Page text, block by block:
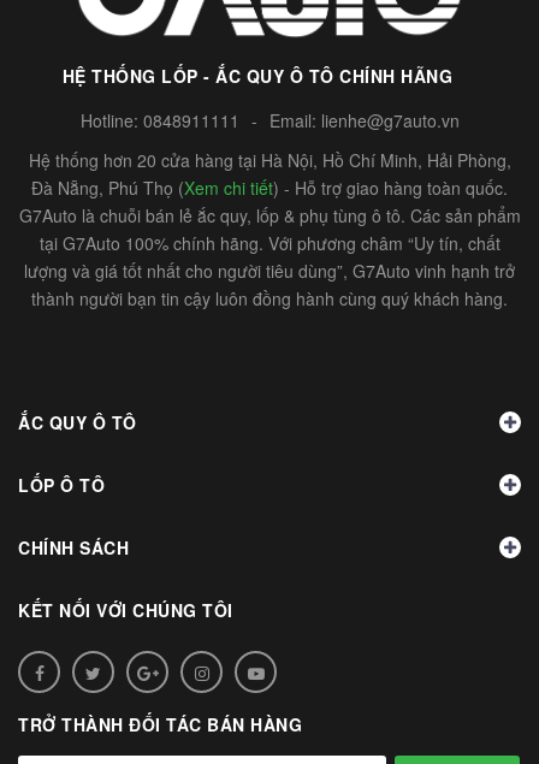
HỆ THỐNG LỐP - ẮC QUY Ô TÔ CHÍNH HÃNG
Hotline: 0848911111 - Email: lienhe@g7auto.vn
Hệ thống hơn 20 cửa hàng tại Hà Nội, Hồ Chí Minh, Hải Phòng,
Đà Nẵng, Phú Thọ (Xem chi tiết) - Hỗ trợ giao hàng toàn quốc.
G7Auto là chuỗi bán lẻ ắc quy, lốp & phụ tùng ô tô. Các sản phẩm
tại G7Auto 100% chính hãng. Với phương châm “Uy tín, chất
lượng và giá tốt nhất cho người tiêu dùng”, G7Auto vinh hạnh trở
thành người bạn tin cậy luôn đồng hành cùng quý khách hàng.
ẮC QUY Ô TÔ
LỐP Ô TÔ
CHÍNH SÁCH
KẾT NỐI VỚI CHÚNG TÔI
TRỞ THÀNH ĐỐI TÁC BÁN HÀNG